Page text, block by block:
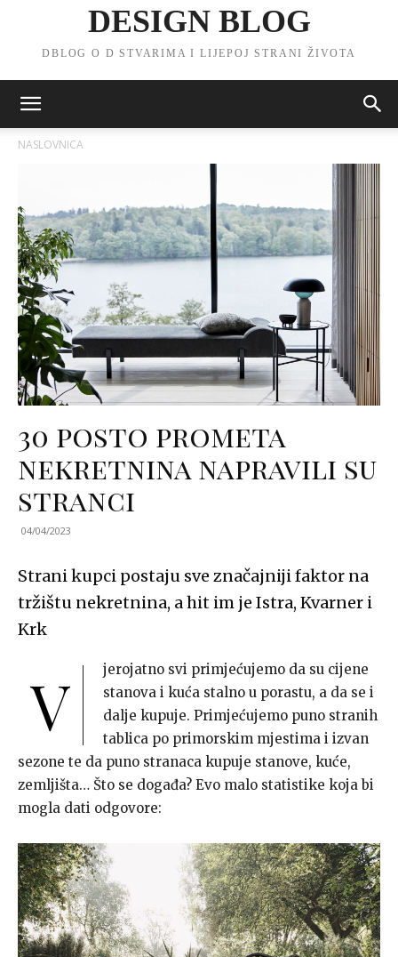
DESIGN BLOG
DBLOG O D STVARIMA I LIJEPOJ STRANI ŽIVOTA
NASLOVNICA
30 posto prometa
nekretnina napravili su
stranci
04/04/2023
Strani kupci postaju sve značajniji faktor na
tržištu nekretnina, a hit im je Istra, Kvarner i
Krk
V
jerojatno svi primjećujemo da su cijene
stanova i kuća stalno u porastu, a da se i
dalje kupuje. Primjećujemo puno stranih
tablica po primorskim mjestima i izvan
sezone te da puno stranaca kupuje stanove, kuće,
zemljišta… Što se događa? Evo malo statistike koja bi
mogla dati odgovore: